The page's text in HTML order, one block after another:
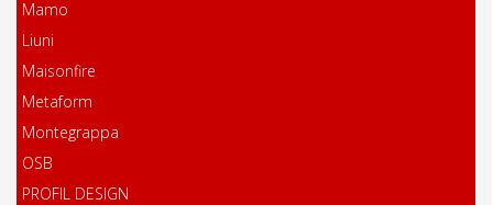
Mamo
Liuni
Maisonfire
Metaform
Montegrappa
OSB
PROFIL DESIGN